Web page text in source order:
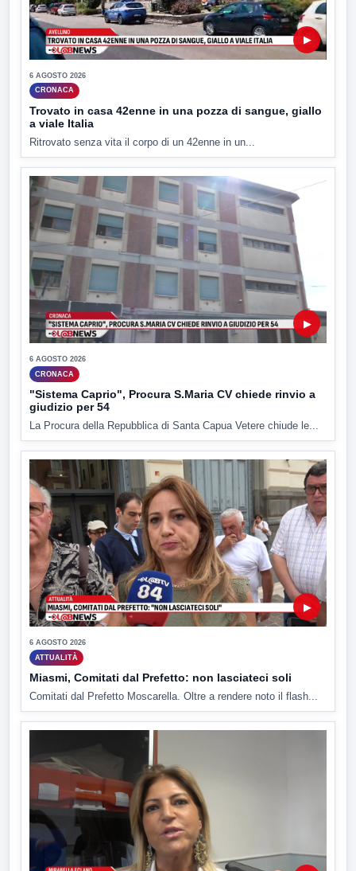
▶
6 AGOSTO 2026
CRONACA
Trovato in casa 42enne in una pozza di sangue, giallo
a viale Italia
Ritrovato senza vita il corpo di un 42enne in un...
▶
6 AGOSTO 2026
CRONACA
"Sistema Caprio", Procura S.Maria CV chiede rinvio a
giudizio per 54
La Procura della Repubblica di Santa Capua Vetere chiude le...
▶
6 AGOSTO 2026
ATTUALITÀ
Miasmi, Comitati dal Prefetto: non lasciateci soli
Comitati dal Prefetto Moscarella. Oltre a rendere noto il flash...